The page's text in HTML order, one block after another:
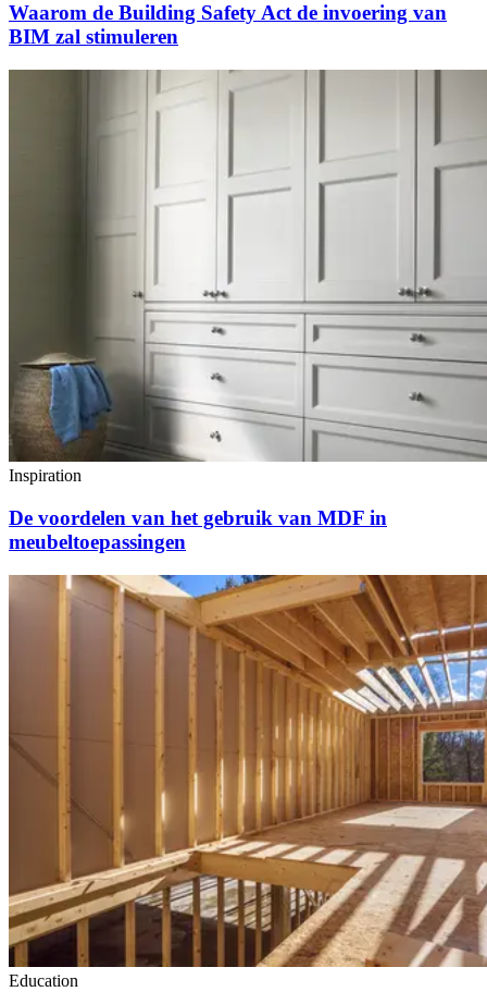
Waarom de Building Safety Act de invoering van
BIM zal stimuleren
Inspiration
De voordelen van het gebruik van MDF in
meubeltoepassingen
Education